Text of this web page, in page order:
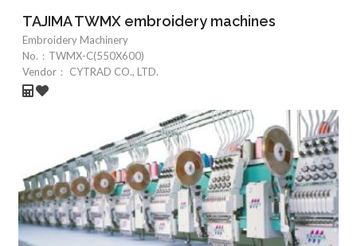
TAJIMA TWMX embroidery machines
Embroidery Machinery
No.： TWMX-C(550X600)
Vendor：
CYTRAD CO., LTD.